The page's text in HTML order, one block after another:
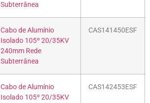
Subterrânea
Cabo de Alumínio
Isolado 105º 20/35KV
240mm Rede
Subterrânea
CAS141450ESF
Cabo de Alumínio
Isolado 105º 20/35KV
CAS142453ESF